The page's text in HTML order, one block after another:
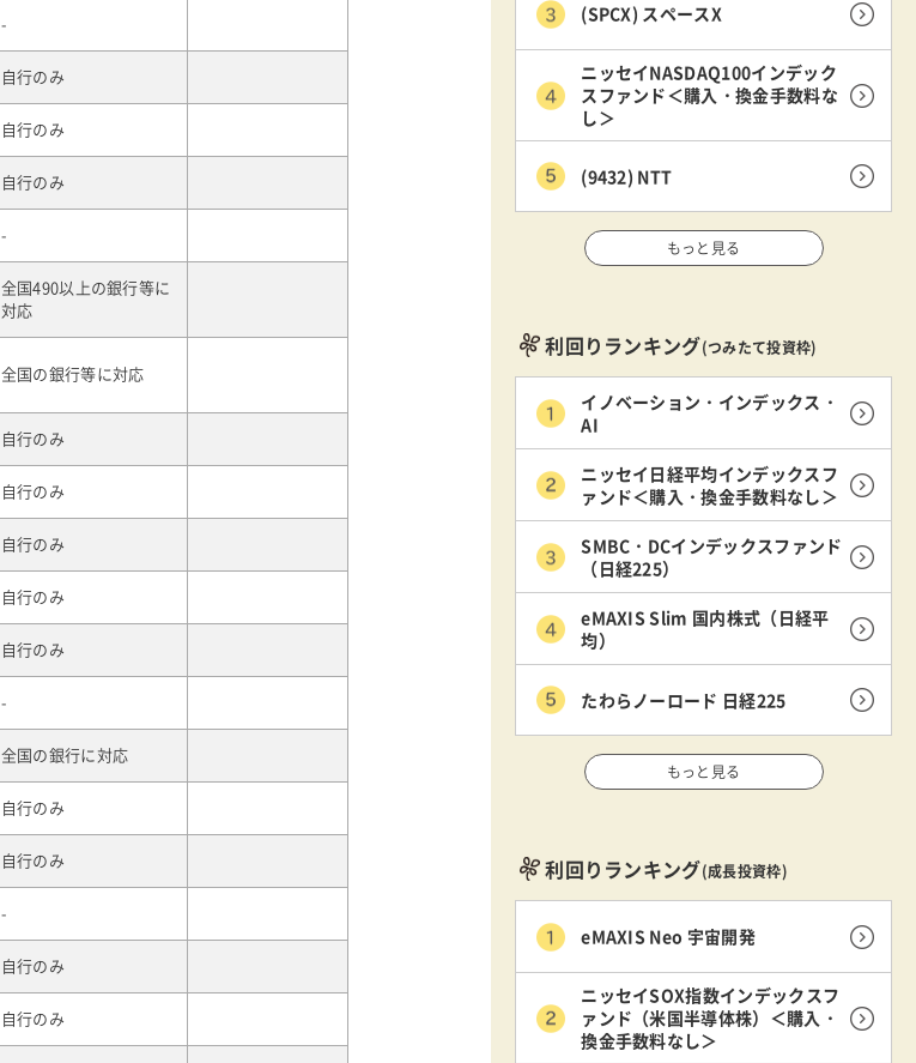
-
自行のみ
自行のみ
自行のみ
-
全国490以上の銀行等に
対応
全国の銀行等に対応
自行のみ
自行のみ
自行のみ
自行のみ
自行のみ
-
全国の銀行に対応
自行のみ
自行のみ
-
自行のみ
自行のみ
(SPCX) スペースX
ニッセイNASDAQ100インデック
スファンド＜購入・換金手数料な
し＞
(9432) NTT
もっと見る
利回りランキング(つみたて投資枠)
イノベーション・インデックス・
AI
ニッセイ日経平均インデックスフ
ァンド＜購入・換金手数料なし＞
SMBC・DCインデックスファンド
（日経225）
eMAXIS Slim 国内株式（日経平
均）
たわらノーロード 日経225
もっと見る
利回りランキング(成長投資枠)
eMAXIS Neo 宇宙開発
ニッセイSOX指数インデックスフ
ァンド（米国半導体株）＜購入・
換金手数料なし＞